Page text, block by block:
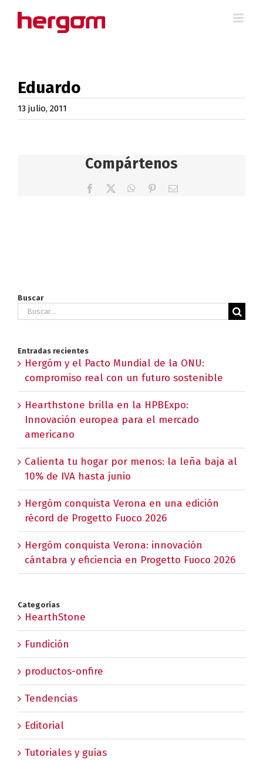
Eduardo
13 julio, 2011
Compártenos
Facebook WhatsApp
PinterestCorreo
Buscar
Buscar:
Entradas recientes
Hergóm y el Pacto Mundial de la ONU:
compromiso real con un futuro sostenible
Hearthstone brilla en la HPBExpo:
Innovación europea para el mercado
americano
Calienta tu hogar por menos: la leña baja al
10% de IVA hasta junio
Hergóm conquista Verona en una edición
récord de Progetto Fuoco 2026
Hergóm conquista Verona: innovación
cántabra y eficiencia en Progetto Fuoco 2026
Categorías
HearthStone
Fundición
productos-onfire
Tendencias
Editorial
Tutoriales y guías